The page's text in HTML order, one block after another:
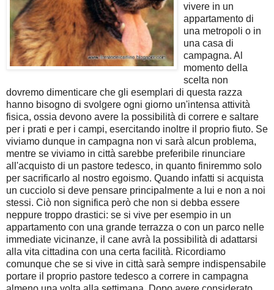
vivere in un
appartamento di
una metropoli o in
una casa di
campagna. Al
momento della
scelta non
dovremo dimenticare che gli esemplari di questa razza
hanno bisogno di svolgere ogni giorno un'intensa attività
fisica, ossia devono avere la possibilità di correre e saltare
per i prati e per i campi, esercitando inoltre il proprio fiuto. Se
viviamo dunque in campagna non vi sarà alcun problema,
mentre se viviamo in città sarebbe preferibile rinunciare
all'acquisto di un pastore tedesco, in quanto finiremmo solo
per sacrificarlo al nostro egoismo. Quando infatti si acquista
un cucciolo si deve pensare principalmente a lui e non a noi
stessi. Ciò non significa però che non si debba essere
neppure troppo drastici: se si vive per esempio in un
appartamento con una grande terrazza o con un parco nelle
immediate vicinanze, il cane avrà la possibilità di adattarsi
alla vita cittadina con una certa facilità. Ricordiamo
comunque che se si vive in città sarà sempre indispensabile
portare il proprio pastore tedesco a correre in campagna